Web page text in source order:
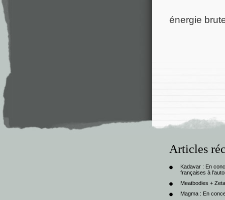
énergie
Articles
Kadavar : En
françaises à
Meatbodies +
Magma : En